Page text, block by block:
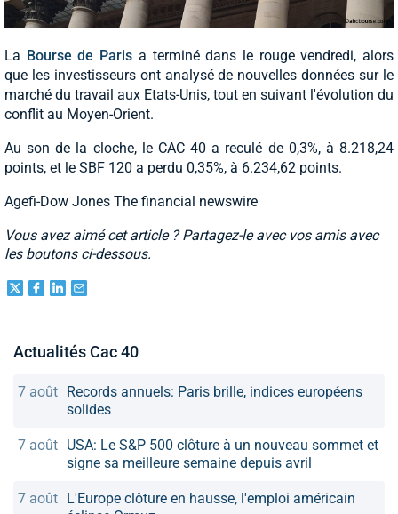
La Bourse de Paris a terminé dans le rouge vendredi, alors
que les investisseurs ont analysé de nouvelles données sur le
marché du travail aux Etats-Unis, tout en suivant l'évolution du
conflit au Moyen-Orient.
Au son de la cloche, le CAC 40 a reculé de 0,3%, à 8.218,24
points, et le SBF 120 a perdu 0,35%, à 6.234,62 points.
Agefi-Dow Jones The financial newswire
Vous avez aimé cet article ? Partagez-le avec vos amis avec
les boutons ci-dessous.
Actualités Cac 40
7 août Records annuels: Paris brille, indices européens
solides
7 août USA: Le S&P 500 clôture à un nouveau sommet et
signe sa meilleure semaine depuis avril
7 août L'Europe clôture en hausse, l'emploi américain